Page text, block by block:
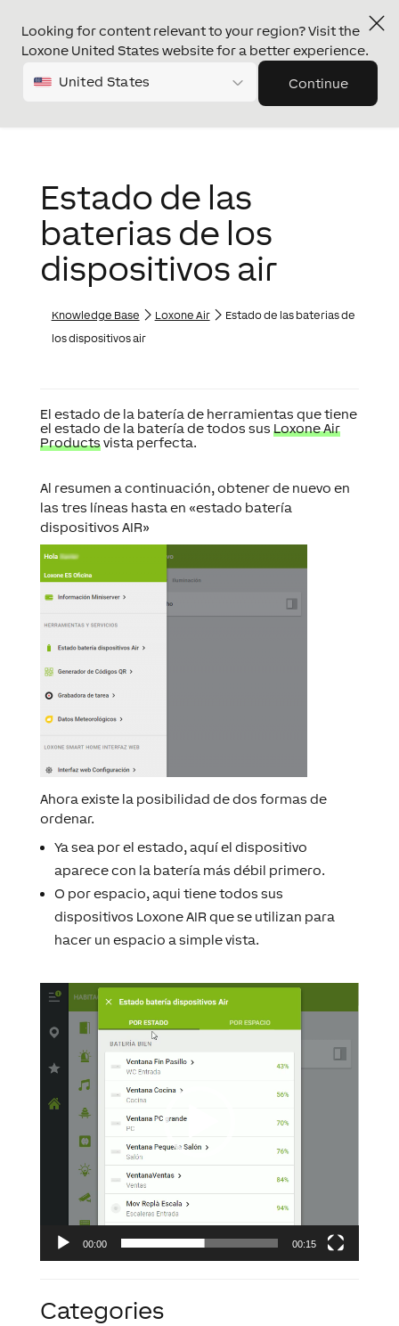
Looking for content relevant to your region? Visit the
Loxone United States website for a better experience.
United States Continue
Estado de las
baterias de los
dispositivos air
Knowledge Base Loxone Air
Estado de las baterias de
los dispositivos air
El estado de la batería de herramientas que tiene
el estado de la batería de todos sus Loxone Air
Productsvista perfecta.
Al resumen a continuación, obtener de nuevo en
las tres líneas hasta en «estado batería
dispositivos AIR»
Ahora existe la posibilidad de dos formas de
ordenar.
Ya sea por el estado, aquí el dispositivo
aparece con la batería más débil primero.
O por espacio, aqui tiene todos sus
dispositivos Loxone AIR que se utilizan para
hacer un espacio a simple vista.
Reproductor
de
00:00 00:15
Categories